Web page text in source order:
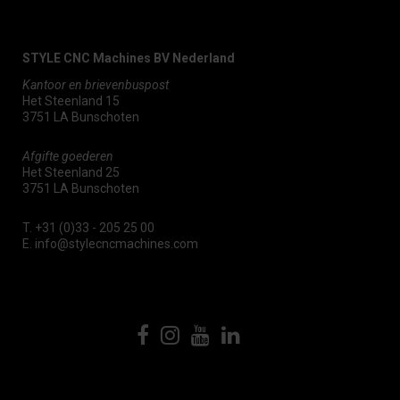
STYLE CNC Machines BV Nederland
Kantoor en brievenbuspost
Het Steenland 15
3751 LA Bunschoten
Afgifte goederen
Het Steenland 25
3751 LA Bunschoten
T. +31 (0)33 - 205 25 00
E. info@stylecncmachines.com